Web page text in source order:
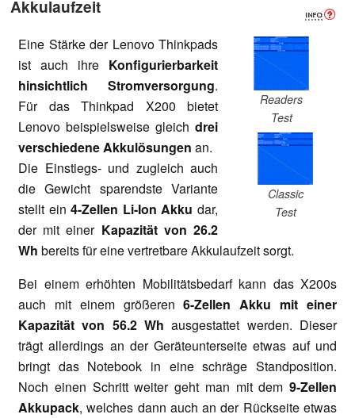
Akkulaufzeit
Readers
Test
Classic
Test
Eine Stärke der Lenovo Thinkpads
ist auch ihre Konfigurierbarkeit
hinsichtlich Stromversorgung.
Für das Thinkpad X200 bietet
Lenovo beispielsweise gleich drei
verschiedene Akkulösungen an.
Die Einstiegs- und zugleich auch
die Gewicht sparendste Variante
stellt ein4-Zellen Li-Ion Akku dar,
der mit einer Kapazität von 26.2
Wh bereits für eine vertretbare Akkulaufzeit sorgt.
Bei einem erhöhten Mobilitätsbedarf kann das X200s
auch mit einem größeren6-Zellen Akku mit einer
Kapazität von 56.2 Wh ausgestattet werden. Dieser
trägt allerdings an der Geräteunterseite etwas auf und
bringt das Notebook in eine schräge Standposition.
Noch einen Schritt weiter geht man mit dem 9-Zellen
Akkupack, welches dann auch an der Rückseite etwas